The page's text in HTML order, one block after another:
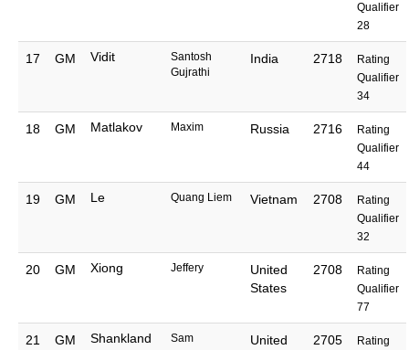
Qualifier
28
17 GM Vidit
Santosh
Gujrathi
India 2718
Rating
Qualifier
34
18 GM Matlakov Maxim Russia 2716
Rating
Qualifier
44
19 GM Le Quang Liem Vietnam 2708
Rating
Qualifier
32
20 GM Xiong Jeffery
United
States
2708
Rating
Qualifier
77
21 GM Shankland Sam
United
2705
Rating